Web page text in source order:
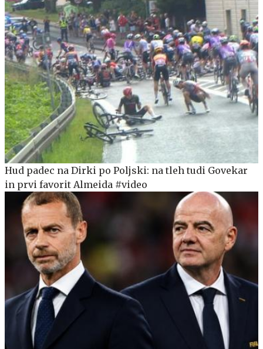
Hud padec na Dirki po Poljski: na tleh tudi Govekar
in prvi favorit Almeida #video